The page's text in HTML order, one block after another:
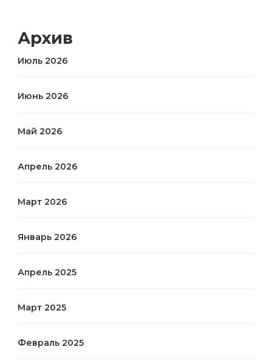
Архив
Июль 2026
Июнь 2026
Май 2026
Апрель 2026
Март 2026
Январь 2026
Апрель 2025
Март 2025
Февраль 2025